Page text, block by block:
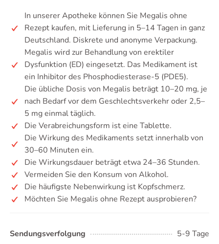
In unserer Apotheke können Sie Megalis ohne
Rezept kaufen, mit Lieferung in 5–14 Tagen in ganz
Deutschland. Diskrete und anonyme Verpackung.
Megalis wird zur Behandlung von erektiler
Dysfunktion (ED) eingesetzt. Das Medikament ist
ein Inhibitor des Phosphodiesterase-5 (PDE5).
Die übliche Dosis von Megalis beträgt 10–20 mg, je
nach Bedarf vor dem Geschlechtsverkehr oder 2,5–
5 mg einmal täglich.
Die Verabreichungsform ist eine Tablette.
Die Wirkung des Medikaments setzt innerhalb von
30–60 Minuten ein.
Die Wirkungsdauer beträgt etwa 24–36 Stunden.
Vermeiden Sie den Konsum von Alkohol.
Die häufigste Nebenwirkung ist Kopfschmerz.
Möchten Sie Megalis ohne Rezept ausprobieren?
Sendungsverfolgung
5-9 Tage